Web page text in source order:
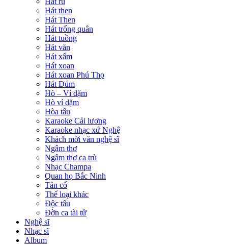
Hát then
Hát Then
Hát trống quân
Hát tuồng
Hát văn
Hát xẩm
Hát xoan
Hát xoan Phú Thọ
Hát Đúm
Hò – Ví dặm
Hò ví dặm
Hòa tấu
Karaoke Cải lương
Karaoke nhạc xứ Nghệ
Khách mời văn nghệ sĩ
Ngâm thơ
Ngâm thơ ca trù
Nhạc Champa
Quan họ Bắc Ninh
Tân cổ
Thể loại khác
Độc tấu
Đờn ca tài tử
Nghệ sĩ
Nhạc sĩ
Album